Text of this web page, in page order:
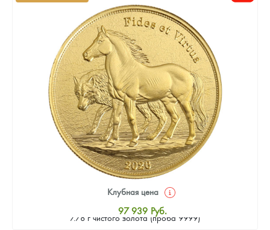
7.78 г чистого золота (проба 9999)
Клубная цена
97 939 Руб.
Стандартная цена